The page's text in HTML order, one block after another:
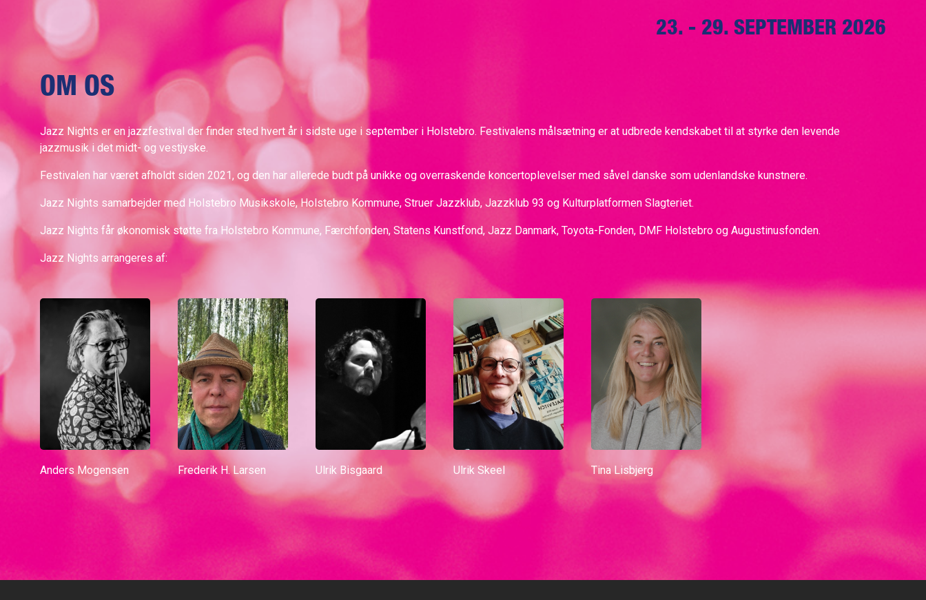
23. - 29. SEPTEMBER 2026
OM OS
Jazz Nights er en jazzfestival der finder sted hvert år i sidste uge i september i Holstebro. Festivalens målsætning er at udbrede kendskabet til at styrke den levende
jazzmusik i det midt- og vestjyske.
Festivalen har været afholdt siden 2021, og den har allerede budt på unikke og overraskende koncertoplevelser med såvel danske som udenlandske kunstnere.
Jazz Nights samarbejder med Holstebro Musikskole, Holstebro Kommune, Struer Jazzklub, Jazzklub 93 og Kulturplatformen Slagteriet.
Jazz Nights får økonomisk støtte fra Holstebro Kommune, Færchfonden, Statens Kunstfond, Jazz Danmark, Toyota-Fonden, DMF Holstebro og Augustinusfonden.
Jazz Nights arrangeres af:
Anders Mogensen Frederik H. Larsen Ulrik Bisgaard Ulrik Skeel Tina Lisbjerg